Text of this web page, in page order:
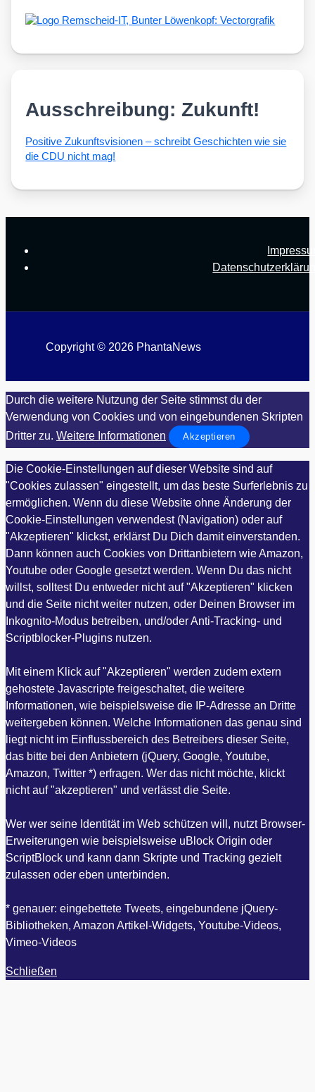
Ausschreibung: Zukunft!
Posi­ti­ve Zukunfts­vi­sio­nen – schreibt Geschich­ten wie sie
die CDU nicht mag!
Copyright © 2026 PhantaNews
Durch die weitere Nutzung der Seite stimmst du der
Verwendung von Cookies und von eingebundenen Skripten
Dritter zu. Weitere Informationen Akzeptieren
Die Cookie-Einstellungen auf dieser Website sind auf
"Cookies zulassen" eingestellt, um das beste Surferlebnis zu
ermöglichen. Wenn du diese Website ohne Änderung der
Cookie-Einstellungen verwendest (Navigation) oder auf
"Akzeptieren" klickst, erklärst Du Dich damit einverstanden.
Dann können auch Cookies von Drittanbietern wie Amazon,
Youtube oder Google gesetzt werden. Wenn Du das nicht
willst, solltest Du entweder nicht auf "Akzeptieren" klicken
und die Seite nicht weiter nutzen, oder Deinen Browser im
Inkognito-Modus betreiben, und/oder Anti-Tracking- und
Scriptblocker-Plugins nutzen.
Mit einem Klick auf "Akzeptieren" werden zudem extern
gehostete Javascripte freigeschaltet, die weitere
Informationen, wie beispielsweise die IP-Adresse an Dritte
weitergeben können. Welche Informationen das genau sind
liegt nicht im Einflussbereich des Betreibers dieser Seite,
das bitte bei den Anbietern (jQuery, Google, Youtube,
Amazon, Twitter *) erfragen. Wer das nicht möchte, klickt
nicht auf "akzeptieren" und verlässt die Seite.
Wer wer seine Identität im Web schützen will, nutzt Browser-
Erweiterungen wie beispielsweise uBlock Origin oder
ScriptBlock und kann dann Skripte und Tracking gezielt
zulassen oder eben unterbinden.
* genauer: eingebettete Tweets, eingebundene jQuery-
Bibliotheken, Amazon Artikel-Widgets, Youtube-Videos,
Vimeo-Videos
Schließen